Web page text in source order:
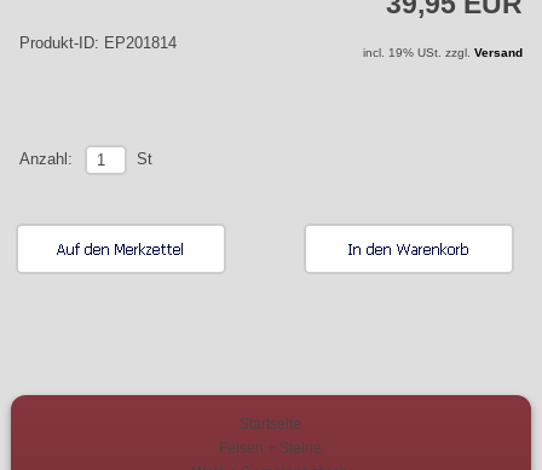
Produkt-ID: EP201814
incl. 19% USt. zzgl. Versand
Anzahl: St
Startseite
Felsen + Steine